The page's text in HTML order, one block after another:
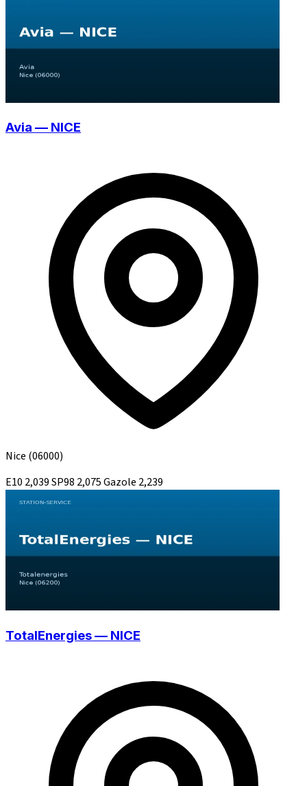
Avia — NICE
Nice (06000)
E10 2,039SP98 2,075Gazole 2,239
TotalEnergies — NICE